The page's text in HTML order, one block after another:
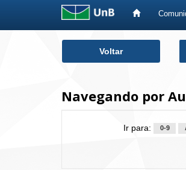
Voltar
Navegando por
Ir para: 0-9